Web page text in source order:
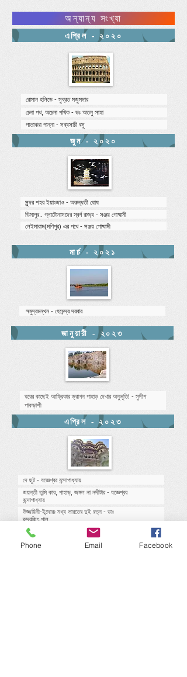
অন্যান্য সংখ্যা
এপ্রিল - ২০২০
রোমান হলিডে - সুব্রত মজুমদার
চেনা পথ, অচেনা পথিক - ডঃ অতনু সাহা
পাতাঝরা পান্না - সব্যসাচী বসু
জুন - ২০২০
সুন্দর শহর ইয়াংজাও - অরুন্ধতী ঘোষ
ডিমাপুর.. গ্লাটোনাসদের স্বর্গ রাজ্য - সঞ্জয় গোষ্মামী
লেইমারাম(মণিপুর) এর পথে - সঞ্জয় গোষ্মামী
মার্চ - ২০২১
সমুদ্রমন্থন - হেমেন্দ্র দরবার
জানুয়ারী - ২০২৩
ঘরের কাছেই আফ্রিকার ড্রাগন পাহাড় দেখার অনুভূতি! - সুদীপ
পাকড়াশী
এপ্রিল - ২০২৩
দে ছুট - যজ্ঞেশ্বর বন্দোপাধ্যায়
জয়ন্তী তুমি কার, পাহাড়, জঙ্গল না নদীটার - যজ্ঞেশ্বর
বন্দোপাধ্যায়
উজ্জয়িনী-ইন্দোরঃ মধ্য ভারতের দুই রত্ন - ডাঃ
রুদ্রজিৎ পাল
Phone Email Facebook